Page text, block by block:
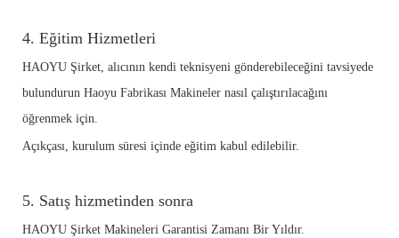
4. Eğitim Hizmetleri
HAOYU Şirket, alıcının kendi teknisyeni gönderebileceğini tavsiyede
bulundurun Haoyu Fabrikası Makineler nasıl çalıştırılacağını
öğrenmek için.
Açıkçası, kurulum süresi içinde eğitim kabul edilebilir.
5. Satış hizmetinden sonra
HAOYU Şirket Makineleri Garantisi Zamanı Bir Yıldır.